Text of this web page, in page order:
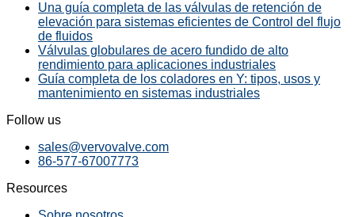
Una guía completa de las válvulas de retención de
elevación para sistemas eficientes de Control del flujo
de fluidos
Válvulas globulares de acero fundido de alto
rendimiento para aplicaciones industriales
Guía completa de los coladores en Y: tipos, usos y
mantenimiento en sistemas industriales
Follow us
sales@vervovalve.com
86-577-67007773
Resources